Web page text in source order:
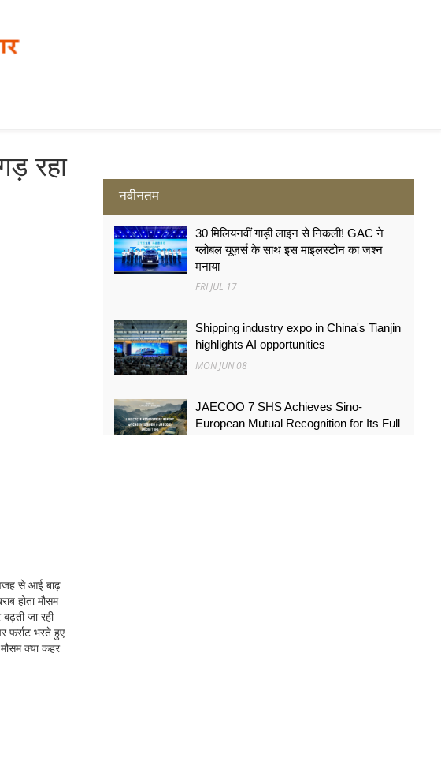
रहा
वजह से आई बाढ़
होता मौसम
जा रही
फर्राट भरते हुए
क्या कहर
नवीनतम
30 मिलियनवीं गाड़ी लाइन से निकली! GAC ने
ग्लोबल यूज़र्स के साथ इस माइलस्टोन का जश्न
मनाया
FRI JUL 17
Shipping industry expo in China's Tianjin
highlights AI opportunities
MON JUN 08
JAECOO 7 SHS Achieves Sino-
European Mutual Recognition for Its Full